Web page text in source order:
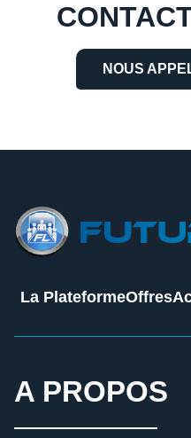
NOUS
La PlateformeOffres
A PROPOS